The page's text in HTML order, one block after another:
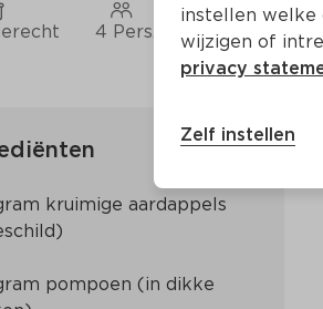
4 Pers. Ca. 65 Min
kruimige aardappels
pompoen (in dikke
instellen welke
wijzigen of
privacy
Zelf instellen